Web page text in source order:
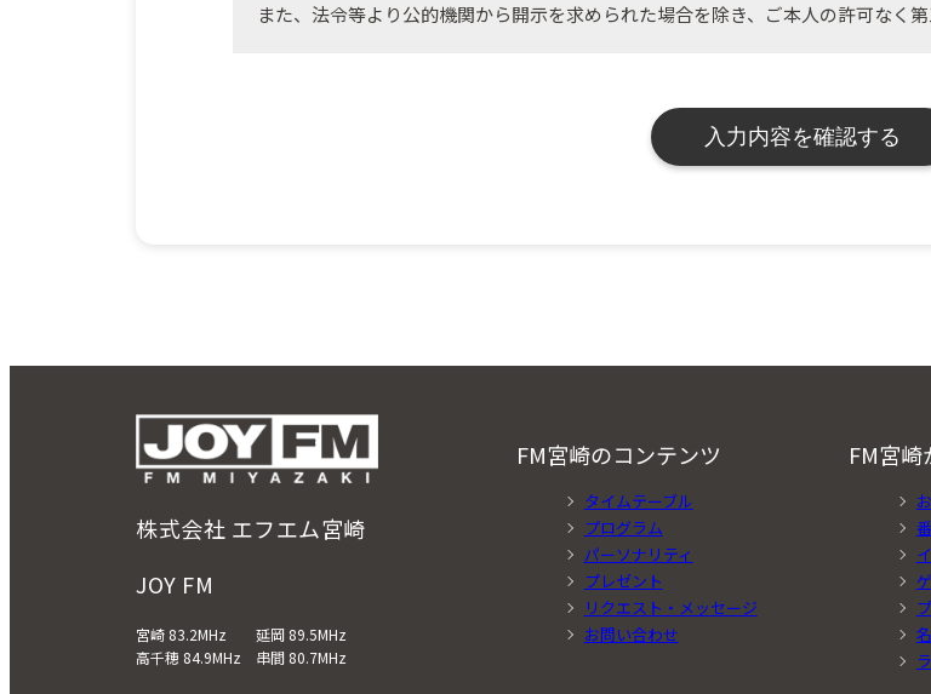
また、法令等より公的機関から開示を求められた場合を除き、ご本人の許可なく
株式会社 エフエム宮崎
JOY FM
宮崎 83.2MHz 延岡 89.5MHz
高千穂 84.9MHz 串間 80.7MHz
FM宮崎のコンテンツ
タイムテーブル
プログラム
パーソナリティ
プレゼント
リクエスト・メッセージ
お問い合わせ
FM宮